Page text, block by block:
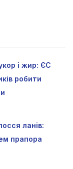
і жир: ЄС
робити
ланів:
прапора